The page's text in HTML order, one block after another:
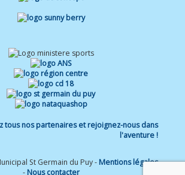
tous nos partenaires et rejoignez-nous dans
l'aventure !
St Germain du Puy - Mentions légales
- Nous contacter